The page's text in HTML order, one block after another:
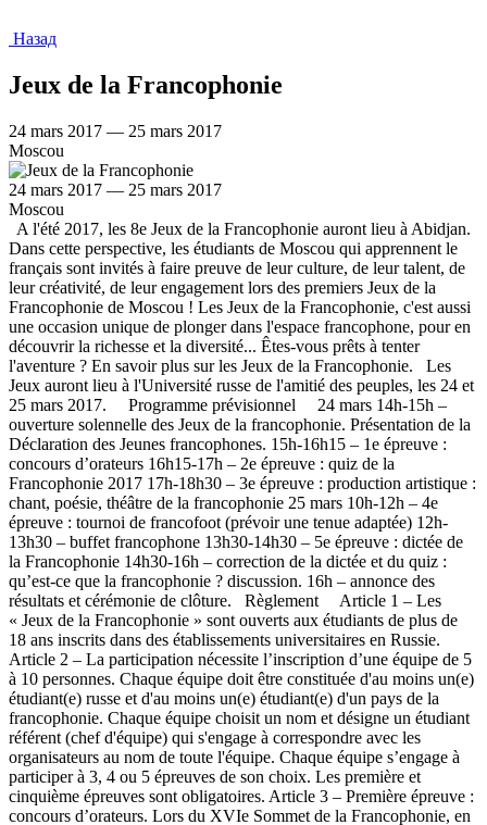
Назад
Jeux de la Francophonie
24 mars 2017 — 25 mars 2017
Moscou
24 mars 2017 — 25 mars 2017
Moscou
A l'été 2017, les 8e Jeux de la Francophonie auront lieu à Abidjan.
Dans cette perspective, les étudiants de Moscou qui apprennent le
français sont invités à faire preuve de leur culture, de leur talent, de
leur créativité, de leur engagement lors des premiers Jeux de la
Francophonie de Moscou ! Les Jeux de la Francophonie, c'est aussi
une occasion unique de plonger dans l'espace francophone, pour en
découvrir la richesse et la diversité... Êtes-vous prêts à tenter
l'aventure ? En savoir plus sur les Jeux de la Francophonie. Les
Jeux auront lieu à l'Université russe de l'amitié des peuples, les 24 et
25 mars 2017. Programme prévisionnel 24 mars 14h-15h –
ouverture solennelle des Jeux de la francophonie. Présentation de la
Déclaration des Jeunes francophones. 15h-16h15 – 1e épreuve :
concours d’orateurs 16h15-17h – 2e épreuve : quiz de la
Francophonie 2017 17h-18h30 – 3e épreuve : production artistique :
chant, poésie, théâtre de la francophonie 25 mars 10h-12h – 4e
épreuve : tournoi de francofoot (prévoir une tenue adaptée) 12h-
13h30 – buffet francophone 13h30-14h30 – 5e épreuve : dictée de
la Francophonie 14h30-16h – correction de la dictée et du quiz :
qu’est-ce que la francophonie ? discussion. 16h – annonce des
résultats et cérémonie de clôture. Règlement Article 1 – Les
« Jeux de la Francophonie » sont ouverts aux étudiants de plus de
18 ans inscrits dans des établissements universitaires en Russie.
Article 2 – La participation nécessite l’inscription d’une équipe de 5
à 10 personnes. Chaque équipe doit être constituée d'au moins un(e)
étudiant(e) russe et d'au moins un(e) étudiant(e) d'un pays de la
francophonie. Chaque équipe choisit un nom et désigne un étudiant
référent (chef d'équipe) qui s'engage à correspondre avec les
organisateurs au nom de toute l'équipe. Chaque équipe s’engage à
participer à 3, 4 ou 5 épreuves de son choix. Les première et
cinquième épreuves sont obligatoires. Article 3 – Première épreuve :
concours d’orateurs. Lors du XVIe Sommet de la Francophonie, en